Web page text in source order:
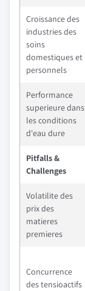
Croissance des
industries des
soins
domestiques et
personnels
Performance
superieure dans
les conditions
d'eau dure
Pitfalls &
Challenges
Volatilite des
prix des
matieres
premieres
Concurrence
des tensioactifs